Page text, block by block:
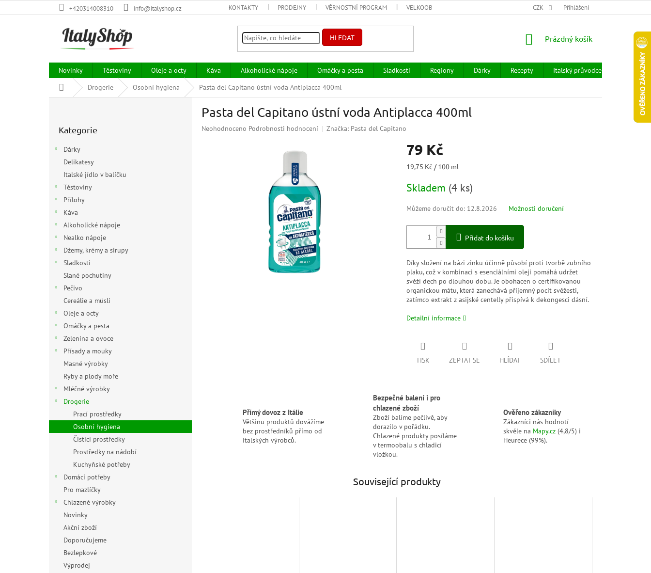
na
+420314008310 info@italyshop.cz KONTAKTY PRODEJNY VĚRNOSTNÍ PROGRAM VELKOOBCHOD HODNOCENÍ OBCHODU OBCHODNÍ PODMÍNKY
CZK Přihlášení
HLEDAT
NÁKUPNÍ
Prázdný košík
Novinky Těstoviny Oleje a octy Káva Alkoholické nápoje Omáčky a pesta Sladkosti Regiony Dárky Recepty Italský průvodce
Prodejny
Domů
Drogerie Osobní hygiena Pasta del Capitano ústní voda Antiplacca 400ml
kategorie
Kategorie
Dárky
Delikatesy
Italské jídlo v balíčku
Těstoviny
Přílohy
Káva
Alkoholické nápoje
Nealko nápoje
Džemy, krémy a sirupy
Sladkosti
Slané pochutiny
Pečivo
Cereálie a müsli
Oleje a octy
Omáčky a pesta
Zelenina a ovoce
Přísady a mouky
Masné výrobky
Ryby a plody moře
Mléčné výrobky
Drogerie
Prací prostředky
Osobní hygiena
Čistící prostředky
Prostředky na nádobí
Kuchyňské potřeby
Domácí potřeby
Pro mazlíčky
Chlazené výrobky
Novinky
Akční zboží
Doporučujeme
Bezlepkové
Výprodej
Pasta del Capitano ústní voda Antiplacca 400ml
Průměrné
Neohodnoceno Podrobnosti hodnocení Značka: Pasta del Capitano
79 Kč
Měrná
19,75 Kč / 100 ml
Skladem (4 ks)
Můžeme doručit do: 12.8.2026 Možnosti doručení
Přidat do košíku
Díky složení na bázi zinku účinně působí proti tvorbě zubního
plaku, což v kombinaci s esenciálními oleji pomáhá udržet
svěží dech po dlouhou dobu. Je obohacen o certifikovanou
organickou mátu, která zanechává příjemný pocit svěžesti,
zatímco extrakt z asijské centelly přispívá k dekongesci dásní.
Detailní informace
TISK ZEPTAT SE HLÍDAT SDÍLET
Přímý dovoz z Itálie
Většinu produktů dovážíme
bez prostředníků přímo od
italských výrobců.
Bezpečné balení i pro
chlazené zboží
Zboží balíme pečlivě, aby
dorazilo v pořádku.
Chlazené produkty posíláme
v termoobalu s chladicí
vložkou.
Ověřeno zákazníky
Zákazníci nás hodnotí
skvěle na Mapy.cz (4,8/5) i
Heurece (99%).
Související produkty